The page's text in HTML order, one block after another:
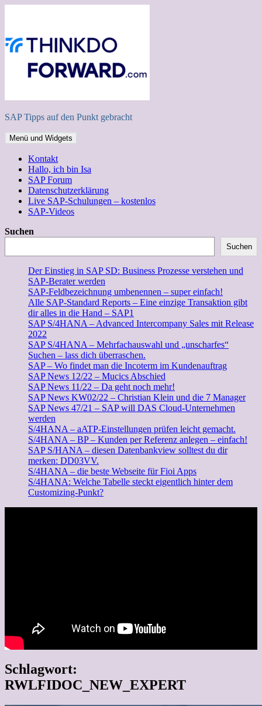
SAP Tipps auf den Punkt gebracht
Menü und Widgets
Kontakt
Hallo, ich bin Isa
SAP Forum
Datenschutzerklärung
Live SAP-Schulungen – kostenlos
SAP-Videos
Suchen
Suchen
Der Einstieg in SAP SD: Business Prozesse verstehen und
SAP-Berater werden
SAP-Feldbezeichnung umbenennen – super einfach!
Alle SAP-Standard Reports – Eine einzige Transaktion gibt
dir alles in die Hand – SAP1
SAP S/4HANA – Advanced Intercompany Sales mit Release
2022
SAP S/4HANA – Mehrfachauswahl und „unscharfes“
Suchen – lass dich überraschen.
SAP – Wo findet man die Incoterm im Kundenauftrag
SAP News 12/22 – Mucics Abschied
SAP News 11/22 – Da geht noch mehr!
SAP News KW02/22 – Christian Klein und die 7 Manager
SAP News 47/21 – SAP will DAS Cloud-Unternehmen
werden
S/4HANA – aATP-Einstellungen prüfen leicht gemacht.
S/4HANA – BP – Kunden per Referenz anlegen – einfach!
SAP S/HANA – diesen Datenbankview solltest du dir
merken: DD03VV.
S/4HANA – die beste Webseite für Fioi Apps
S/4HANA: Welche Tabelle steckt eigentlich hinter dem
Customizing-Punkt?
Schlagwort:
RWLFIDOC_NEW_EXPERT